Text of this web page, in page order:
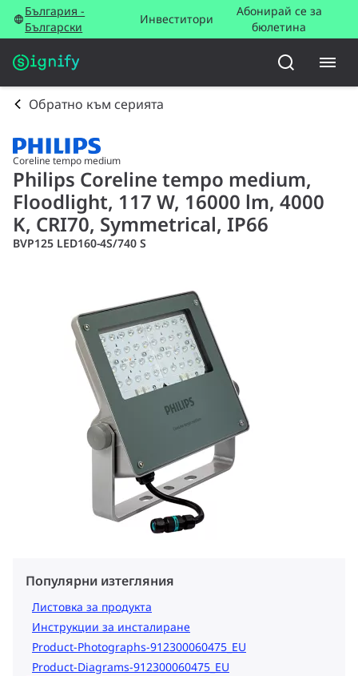
България -
Български
Инвеститори
Абонирай се за
бюлетина
Обратно към серията
Coreline tempo medium
Philips Coreline tempo medium,
Floodlight, 117 W, 16000 lm, 4000
K, CRI70, Symmetrical, IP66
BVP125 LED160-4S/740 S
Популярни изтегляния
Листовка за продукта
Инструкции за инсталиране
Product-Photographs-912300060475_EU
Product-Diagrams-912300060475_EU